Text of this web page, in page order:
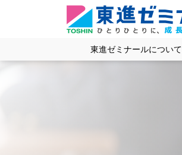
東進ゼミナールについて